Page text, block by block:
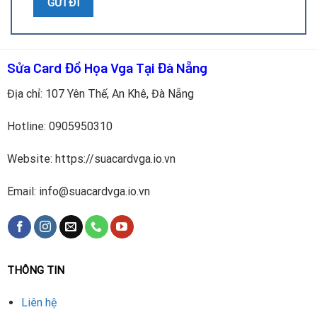
Lợi ích sau khi thay tụ điện đúng chuẩn
Thay tụ điện chất lượng cho RX 5600 XT mang lại những lợi
ích quan trọng:
Ổn định nguồn cấp cho GPU và VRAM.
Giảm tình trạng quá nhiệt gây hỏng linh kiện.
Khôi phục hiệu năng khi chơi game hoặc xử lý đồ họa.
Đây là bước sửa chữa cần thiết giúp card hoạt động đúng
Sửa Card Đồ Họa Vga Tại Đà Nẵng
Địa chỉ: 107 Yên Thế, An Khê, Đà Nẵng
Hotline: 0905950310
Website: https://suacardvga.io.vn
Email: info@suacardvga.io.vn
THÔNG TIN
Liên hệ